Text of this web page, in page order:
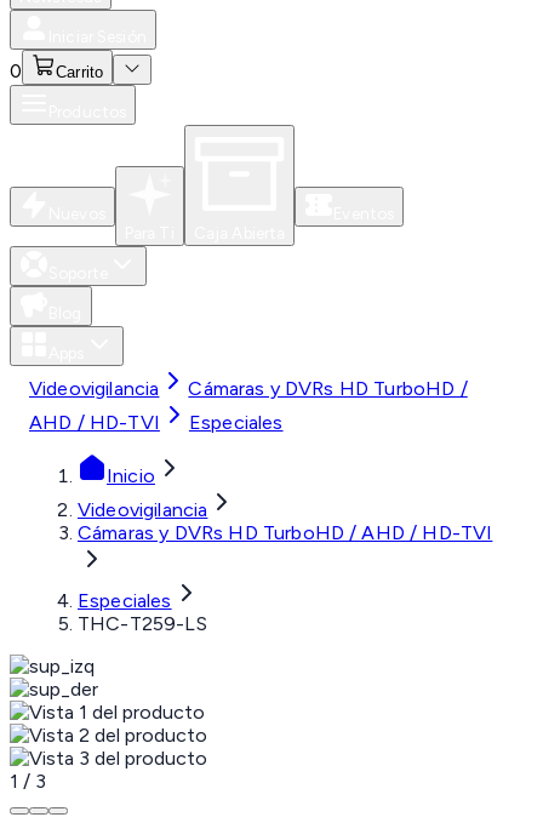
0 Carrito
Videovigilancia
Cámaras y DVRs HD TurboHD /
AHD / HD-TVI
Especiales
Inicio
Videovigilancia
Cámaras y DVRs HD TurboHD / AHD / HD-TVI
Especiales
THC-T259-LS
1 / 3